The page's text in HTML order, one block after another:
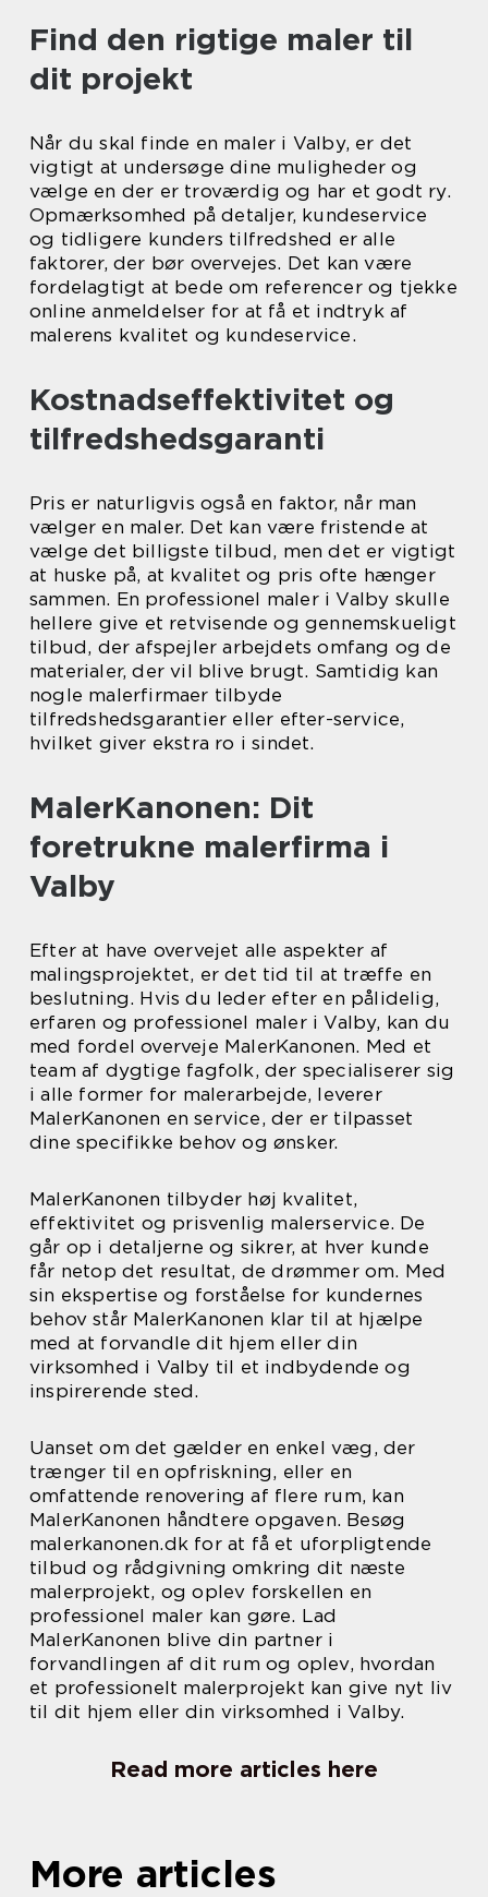
Find den rigtige maler til
dit projekt
Når du skal finde en maler i Valby, er det
vigtigt at undersøge dine muligheder og
vælge en der er troværdig og har et godt ry.
Opmærksomhed på detaljer, kundeservice
og tidligere kunders tilfredshed er alle
faktorer, der bør overvejes. Det kan være
fordelagtigt at bede om referencer og tjekke
online anmeldelser for at få et indtryk af
malerens kvalitet og kundeservice.
Kostnadseffektivitet og
tilfredshedsgaranti
Pris er naturligvis også en faktor, når man
vælger en maler. Det kan være fristende at
vælge det billigste tilbud, men det er vigtigt
at huske på, at kvalitet og pris ofte hænger
sammen. En professionel maler i Valby skulle
hellere give et retvisende og gennemskueligt
tilbud, der afspejler arbejdets omfang og de
materialer, der vil blive brugt. Samtidig kan
nogle malerfirmaer tilbyde
tilfredshedsgarantier eller efter-service,
hvilket giver ekstra ro i sindet.
MalerKanonen: Dit
foretrukne malerfirma i
Valby
Efter at have overvejet alle aspekter af
malingsprojektet, er det tid til at træffe en
beslutning. Hvis du leder efter en pålidelig,
erfaren og professionel maler i Valby, kan du
med fordel overveje MalerKanonen. Med et
team af dygtige fagfolk, der specialiserer sig
i alle former for malerarbejde, leverer
MalerKanonen en service, der er tilpasset
dine specifikke behov og ønsker.
MalerKanonen tilbyder høj kvalitet,
effektivitet og prisvenlig malerservice. De
går op i detaljerne og sikrer, at hver kunde
får netop det resultat, de drømmer om. Med
sin ekspertise og forståelse for kundernes
behov står MalerKanonen klar til at hjælpe
med at forvandle dit hjem eller din
virksomhed i Valby til et indbydende og
inspirerende sted.
Uanset om det gælder en enkel væg, der
trænger til en opfriskning, eller en
omfattende renovering af flere rum, kan
MalerKanonen håndtere opgaven. Besøg
malerkanonen.dk for at få et uforpligtende
tilbud og rådgivning omkring dit næste
malerprojekt, og oplev forskellen en
professionel maler kan gøre. Lad
MalerKanonen blive din partner i
forvandlingen af dit rum og oplev, hvordan
et professionelt malerprojekt kan give nyt liv
til dit hjem eller din virksomhed i Valby.
Read more articles here
More articles